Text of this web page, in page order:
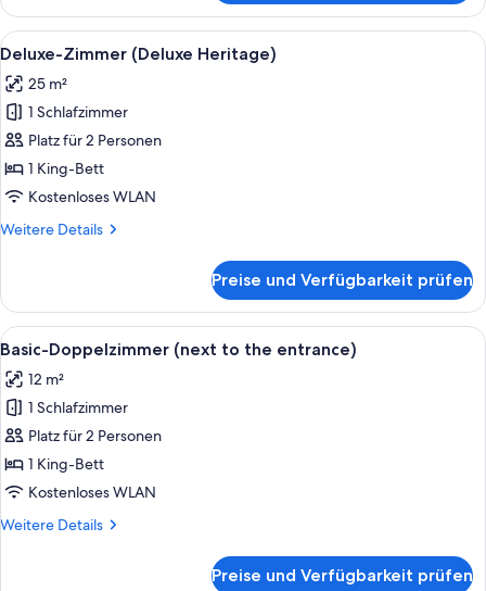
Zimmer,
Kanalblick
Alle
Fotos
für
Deluxe-
Zimmer
(Deluxe
Heritage)
Ein Schlafzimmer mit einem großen
14
Deluxe-Zimmer (Deluxe Heritage)
25 m²
1 Schlafzimmer
Platz für 2 Personen
1 King-Bett
Kostenloses WLAN
Weitere Details
Weitere
Zimmer
(Deluxe
Heritage)
Preise und Verfügbarkeit prüfen
Alle
Fotos
für
Basic-
Doppelzimmer
(next
to
entrance)
Ein Schlafzimmer mit einem großen
1
Basic-Doppelzimmer (next to the entrance)
12 m²
1 Schlafzimmer
Platz für 2 Personen
1 King-Bett
Kostenloses WLAN
Weitere Details
Weitere
Preise und Verfügbarkeit prüfen